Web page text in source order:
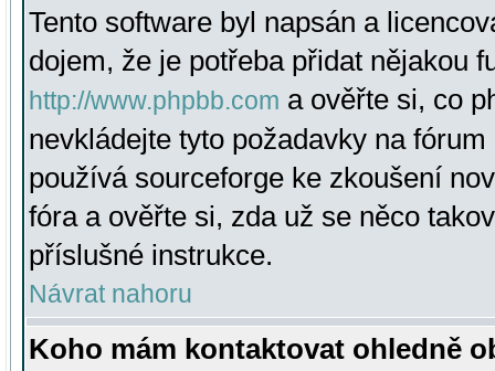
Tento software byl napsán a
dojem, že je potřeba přidat nějakou
http://www.phpbb.com a ověřte si, co
nevkládejte tyto požadavky na
používá sourceforge ke zkoušení
fóra a ověřte si, zda už se něco
příslušné instrukce.
Návrat nahoru
Koho mám kontaktovat ohledně